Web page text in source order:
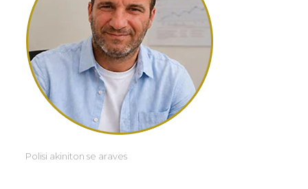
Polisi akiniton se araves